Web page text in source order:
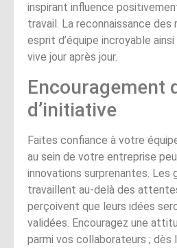
inspirant influence
travail. La reconnaissance
esprit d’équipe incroyable
vive jour après jour.
Encouragement
d’initiative
Faites confiance à votre
au sein de votre entreprise
innovations surprenantes. Les
travaillent au-delà des
perçoivent que leurs idées
validées. Encouragez une
parmi vos collaborateurs ; dès